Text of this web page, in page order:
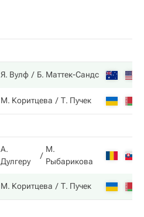
Я. Вулф Б. Маттек-Сандс
М. Коритцева Т. Пучек
А.
Дулгеру
М.
Рыбарикова
М. Коритцева Т. Пучек